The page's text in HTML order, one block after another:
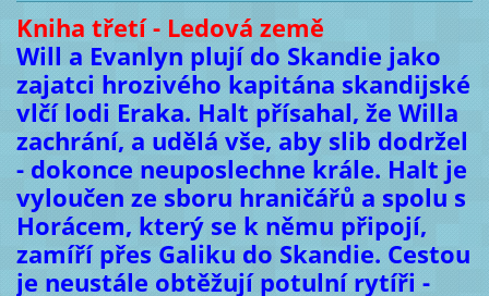
Kniha třetí - Ledová země
Will a Evanlyn plují do Skandie jako
zajatci hrozivého kapitána skandijské
vlčí lodi Eraka. Halt přísahal, že Willa
zachrání, a udělá vše, aby slib dodržel
- dokonce neuposlechne krále. Halt je
vyloučen ze sboru hraničářů a spolu s
Horácem, který se k němu připojí,
zamíří přes Galiku do Skandie. Cestou
je neustále obtěžují potulní rytíři -